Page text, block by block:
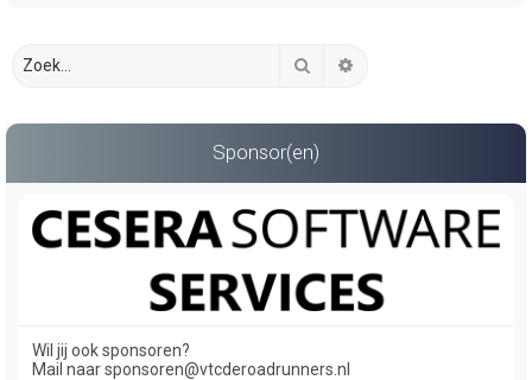
Zoek
Sponsor(en)
Wil jij ook sponsoren?
Mail naar sponsoren@vtcderoadrunners.nl